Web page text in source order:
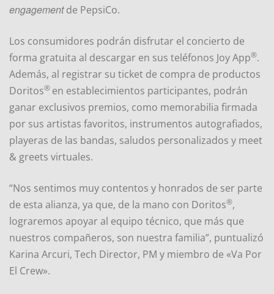
engagementde PepsiCo.
Los consumidores podrán disfrutar el concierto de
forma gratuita al descargar en sus teléfonos Joy App®.
Además, al registrar su ticket de compra de productos
Doritos® en establecimientos participantes, podrán
ganar exclusivos premios, como memorabilia firmada
por sus artistas favoritos, instrumentos autografiados,
playeras de las bandas, saludos personalizados y meet
& greets virtuales.
“Nos sentimos muy contentos y honrados de ser parte
de esta alianza, ya que, de la mano con Doritos®,
lograremos apoyar al equipo técnico, que más que
nuestros compañeros, son nuestra familia”, puntualizó
Karina Arcuri, Tech Director, PM y miembro de «Va Por
El Crew».